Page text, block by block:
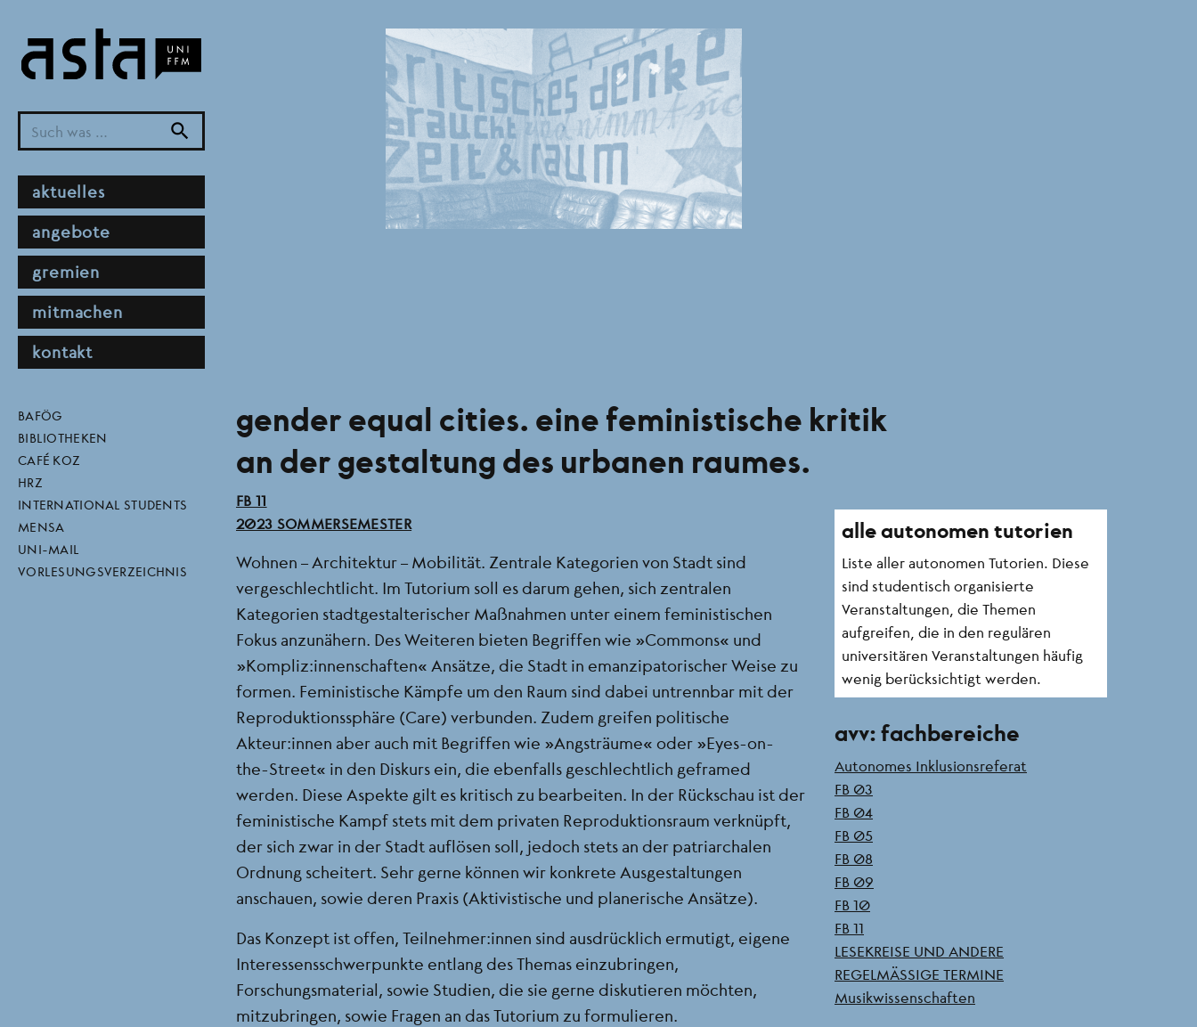
zum
Inhalt
search
hauptnavigation
aktuelles
angebote
gremien
mitmachen
kontakt
direktlinks
BAFÖG
BIBLIOTHEKEN
CAFÉ KOZ
HRZ
INTERNATIONAL STUDENTS
MENSA
UNI-MAIL
VORLESUNGSVERZEICHNIS
gender equal cities. eine feministische kritik
an der gestaltung des urbanen raumes.
BEREICH
FB 11
SEMESTER
2023 SOMMERSEMESTER
Wohnen – Architektur – Mobilität. Zentrale Kategorien von Stadt sind
vergeschlechtlicht. Im Tutorium soll es darum gehen, sich zentralen
Kategorien stadtgestalterischer Maßnahmen unter einem feministischen
Fokus anzunähern. Des Weiteren bieten Begriffen wie „Commons“ und
„Kompliz:innenschaften“ Ansätze, die Stadt in emanzipatorischer Weise zu
formen. Feministische Kämpfe um den Raum sind dabei untrennbar mit der
Reproduktionssphäre (Care) verbunden. Zudem greifen politische
Akteur:innen aber auch mit Begriffen wie „Angsträume“ oder „Eyes-on-
the-Street“ in den Diskurs ein, die ebenfalls geschlechtlich geframed
werden. Diese Aspekte gilt es kritisch zu bearbeiten. In der Rückschau ist der
feministische Kampf stets mit dem privaten Reproduktionsraum verknüpft,
der sich zwar in der Stadt auflösen soll, jedoch stets an der patriarchalen
Ordnung scheitert. Sehr gerne können wir konkrete Ausgestaltungen
anschauen, sowie deren Praxis (Aktivistische und planerische Ansätze).
Das Konzept ist offen, Teilnehmer:innen sind ausdrücklich ermutigt, eigene
Interessensschwerpunkte entlang des Themas einzubringen,
Forschungsmaterial, sowie Studien, die sie gerne diskutieren möchten,
mitzubringen, sowie Fragen an das Tutorium zu formulieren.
Seitenleiste
alle autonomen tutorien
Liste aller autonomen Tutorien. Diese
sind studentisch organisierte
Veranstaltungen, die Themen
aufgreifen, die in den regulären
universitären Veranstaltungen häufig
wenig berücksichtigt werden.
avv: fachbereiche
Autonomes Inklusionsreferat
FB 03
FB 04
FB 05
FB 08
FB 09
FB 10
FB 11
LESEKREISE UND ANDERE
REGELMÄSSIGE TERMINE
Musikwissenschaften